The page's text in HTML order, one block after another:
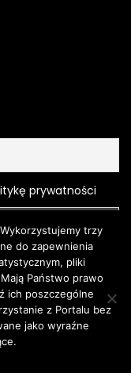
prywatności
Moda męska
trzy
do zapewnienia
pliki
Państwo prawo
ich poszczególne
z Portalu bez
jako wyraźne